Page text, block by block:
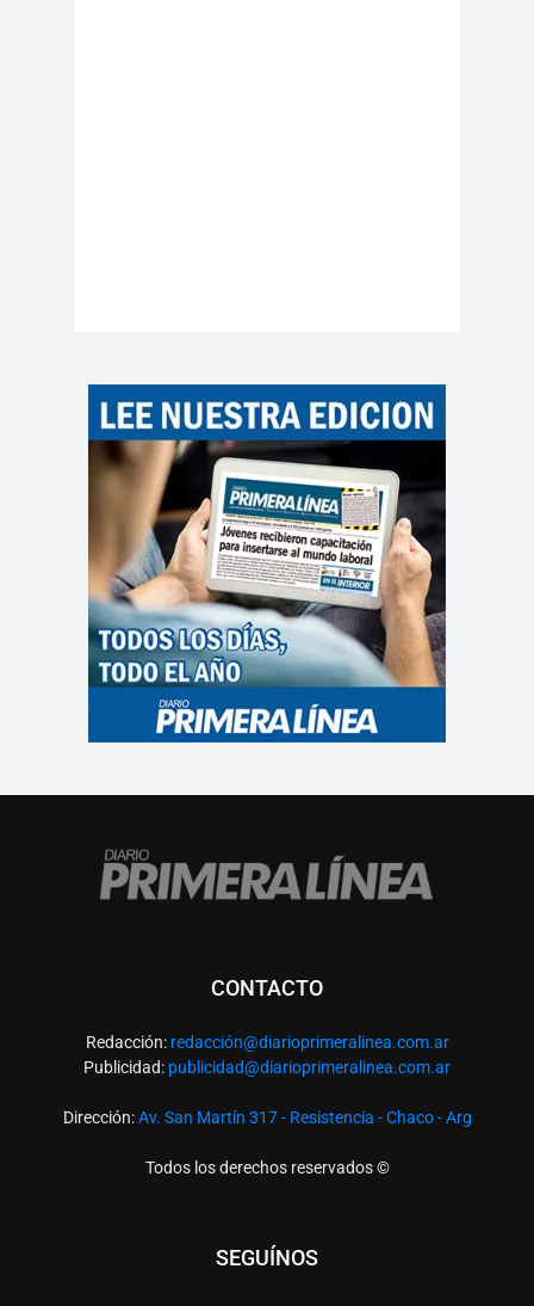
CONTACTO
Redacción: redacción@diarioprimeralinea.com.ar
Publicidad: publicidad@diarioprimeralinea.com.ar
Dirección:Av. San Martín 317 - Resistencia - Chaco - Arg
Todos los derechos reservados ©
SEGUÍNOS